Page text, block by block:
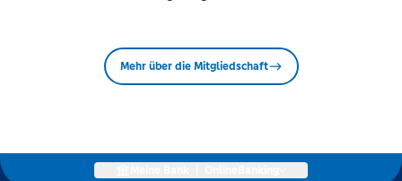
Mehr über die Mitgliedschaft